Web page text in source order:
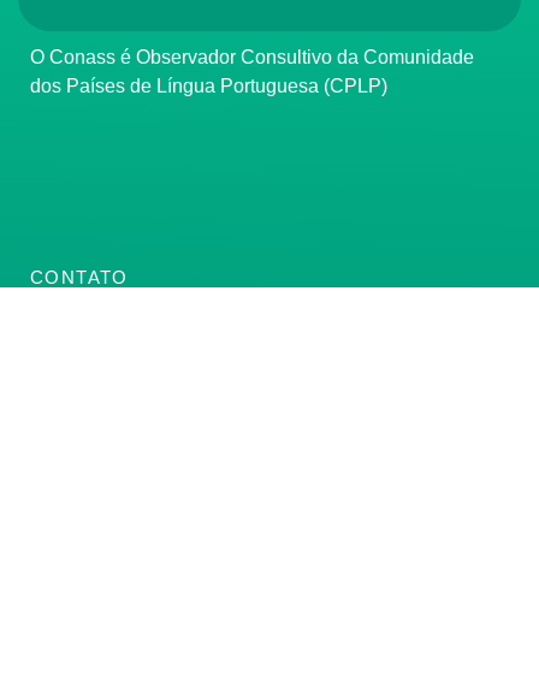
O Conass é Observador Consultivo da Comunidade
dos Países de Língua Portuguesa (CPLP)
CONTATO